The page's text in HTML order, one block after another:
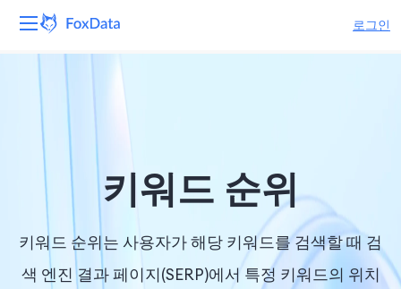
로그인
키워드 순위
키워드 순위는 사용자가 해당 키워드를 검색할 때 검
색 엔진 결과 페이지(SERP)에서 특정 키워드의 위치